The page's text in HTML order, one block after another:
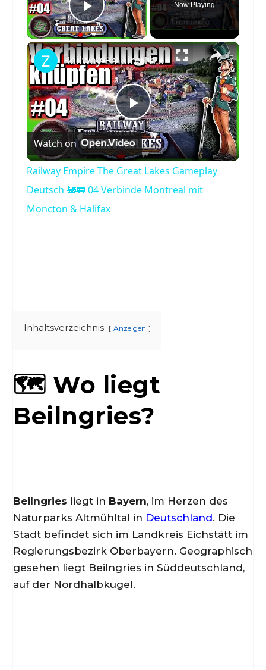
Play Video
Now Playing
×
Play
Video
Railway Empire The Great Lakes Gameplay Deutsch 🚂🚃 04 Verbinde Montreal mit Moncton & Halifax
Watch on
Railway Empire The Great Lakes Gameplay
Deutsch 🚂🚃 04 Verbinde Montreal mit
Moncton & Halifax
Inhaltsverzeichnis Anzeigen
🗺️ Wo liegt
Beilngries?
Beilngries liegt in Bayern, im Herzen des
Naturparks Altmühltal in Deutschland. Die
Stadt befindet sich im Landkreis Eichstätt im
Regierungsbezirk Oberbayern. Geographisch
gesehen liegt Beilngries in Süddeutschland,
auf der Nordhalbkugel.